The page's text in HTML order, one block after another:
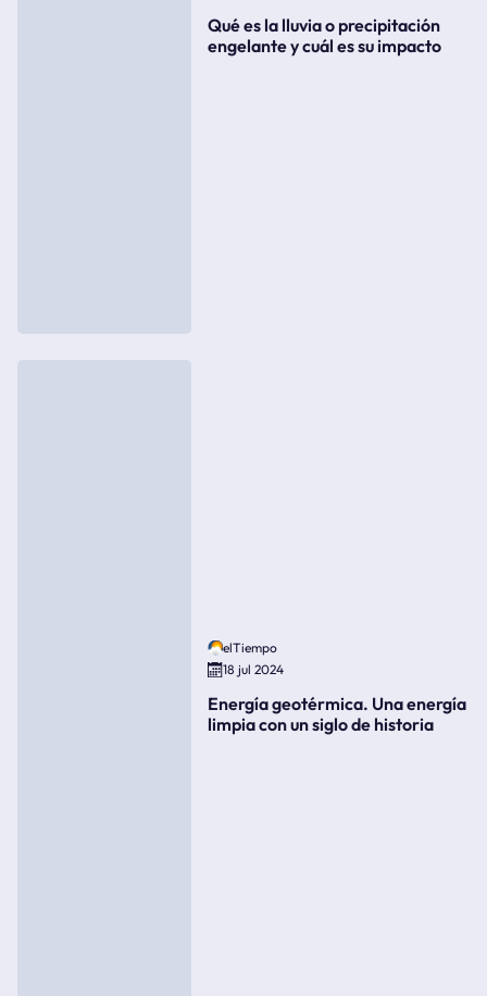
Qué es la lluvia o precipitación
engelante y cuál es su impacto
elTiempo
18 jul 2024
Energía geotérmica. Una energía
limpia con un siglo de historia